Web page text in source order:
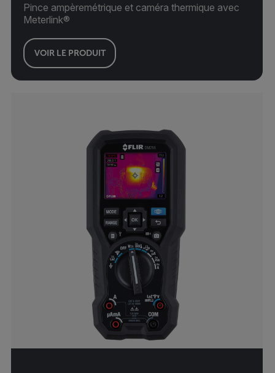
Pince ampèremétrique et caméra thermique avec
Meterlink®
VOIR LE PRODUIT